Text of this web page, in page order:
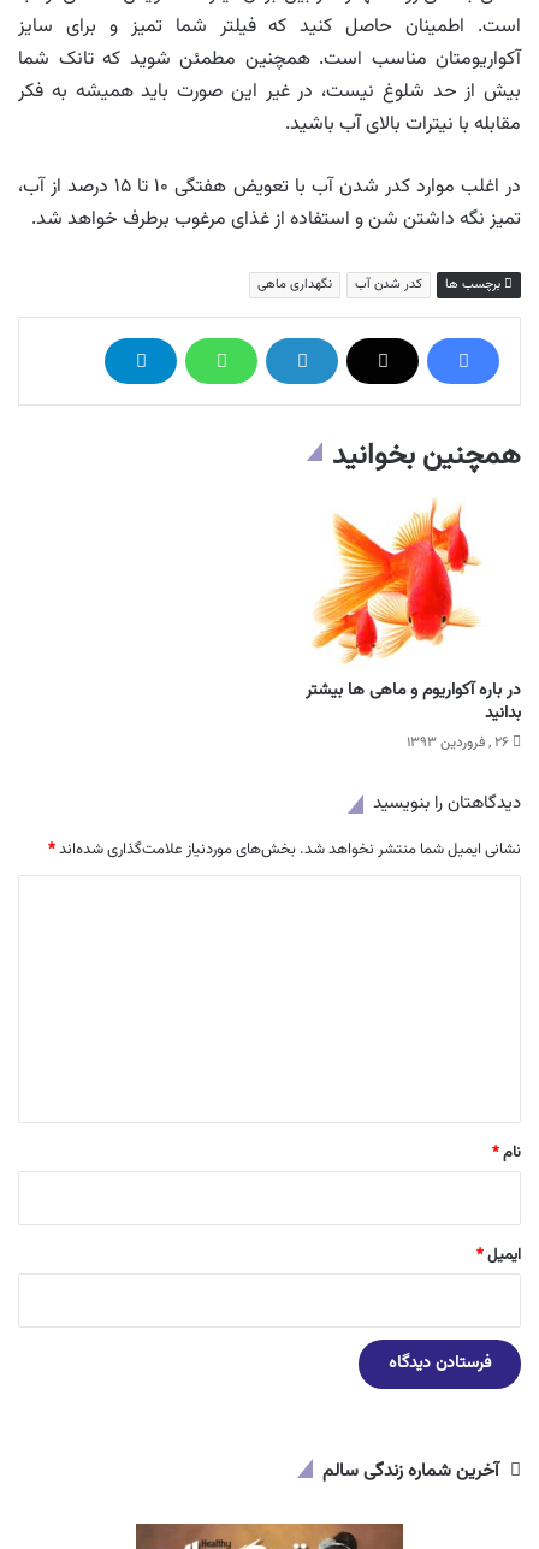
است. اطمینان حاصل کنید که فیلتر شما تمیز و برای سایز
آکواریومتان مناسب است. همچنین مطمئن شوید که تانک شما
بیش از حد شلوغ نیست، در غیر این صورت باید همیشه به فکر
مقابله با نیترات بالای آب باشید.
در اغلب موارد کدر شدن آب با تعویض هفتگی ۱۰ تا ۱۵ درصد از آب،
تمیز نگه داشتن شن و استفاده از غذای مرغوب برطرف خواهد شد.
برچسب ها کدر شدن آب نگهداری ماهی
همچنین بخوانید
در باره آکواریوم و ماهی ها بیشتر
بدانید
۲۶ , فروردین ۱۳۹۳
دیدگاهتان را بنویسید
نشانی ایمیل شما منتشر نخواهد شد. بخش‌های موردنیاز علامت‌گذاری شده‌اند*
نام*
ایمیل*
آخرین شماره زندگی سالم